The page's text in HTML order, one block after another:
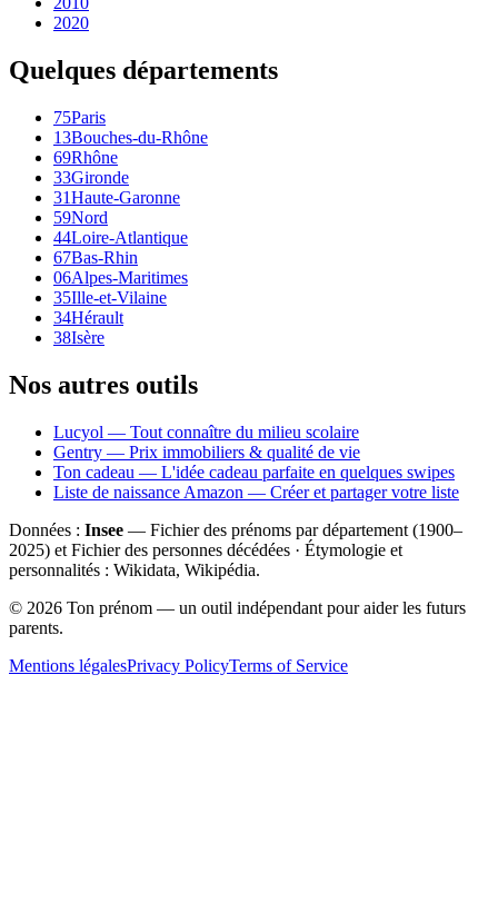
2020
Quelques départements
75Paris
13Bouches-du-Rhône
69Rhône
33Gironde
31Haute-Garonne
59Nord
44Loire-Atlantique
67Bas-Rhin
06Alpes-Maritimes
35Ille-et-Vilaine
34Hérault
38Isère
Nos autres outils
Lucyol — Tout connaître du milieu scolaire
Gentry — Prix immobiliers & qualité de vie
Ton cadeau — L'idée cadeau parfaite en quelques swipes
Liste de naissance Amazon — Créer et partager votre liste
Données : Insee — Fichier des prénoms par département (1900–
2025) et Fichier des personnes décédées · Étymologie et
personnalités : Wikidata, Wikipédia.
© 2026 Ton prénom — un outil indépendant pour aider les futurs
parents.
Mentions légalesPrivacy PolicyTerms of Service